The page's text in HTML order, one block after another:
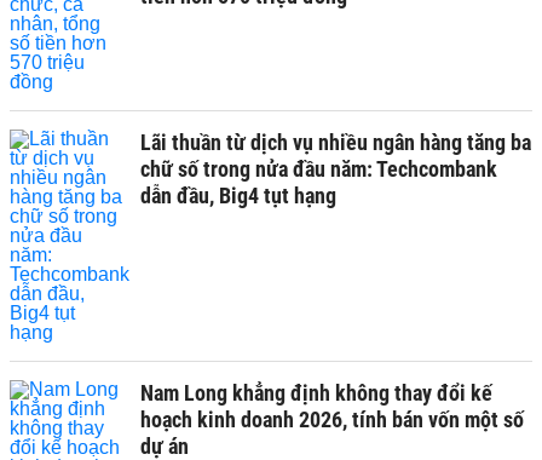
Lãi thuần từ dịch vụ nhiều ngân hàng tăng ba
chữ số trong nửa đầu năm: Techcombank
dẫn đầu, Big4 tụt hạng
Nam Long khẳng định không thay đổi kế
hoạch kinh doanh 2026, tính bán vốn một số
dự án